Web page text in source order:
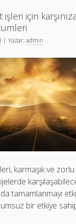
için
| Yazar:admin
karmaşık ve
tamamlanmayı
bir etkiye